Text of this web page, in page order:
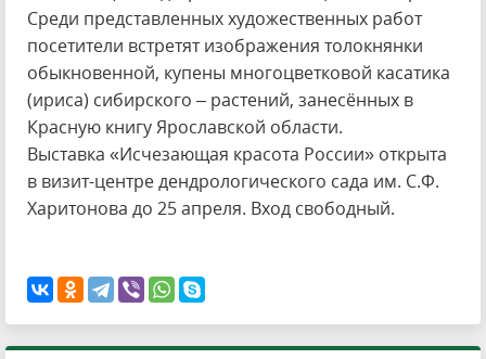
Среди представленных художественных работ
посетители встретят изображения толокнянки
обыкновенной, купены многоцветковой касатика
(ириса) сибирского – растений, занесённых в
Красную книгу Ярославской области.
Выставка «Исчезающая красота России» открыта
в визит-центре дендрологического сада им. С.Ф.
Харитонова до 25 апреля. Вход свободный.